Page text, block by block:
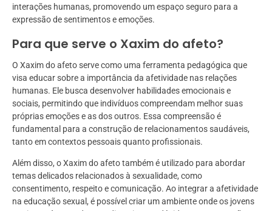
interações humanas, promovendo um espaço seguro para a
expressão de sentimentos e emoções.
Para que serve o Xaxim do afeto?
O Xaxim do afeto serve como uma ferramenta pedagógica que
visa educar sobre a importância da afetividade nas relações
humanas. Ele busca desenvolver habilidades emocionais e
sociais, permitindo que indivíduos compreendam melhor suas
próprias emoções e as dos outros. Essa compreensão é
fundamental para a construção de relacionamentos saudáveis,
tanto em contextos pessoais quanto profissionais.
Além disso, o Xaxim do afeto também é utilizado para abordar
temas delicados relacionados à sexualidade, como
consentimento, respeito e comunicação. Ao integrar a afetividade
na educação sexual, é possível criar um ambiente onde os jovens